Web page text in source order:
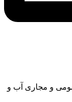
عمومی و مجاری آب و